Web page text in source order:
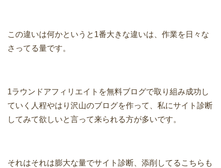
この違いは何かというと1番大きな違いは、作業を日々な
さってる量です。
1ラウンドアフィリエイトを無料ブログで取り組み成功し
ていく人程やはり沢山のブログを作って、私にサイト診断
してみて欲しいと言って来られる方が多いです。
それはそれは膨大な量でサイト診断、添削してるこちらも